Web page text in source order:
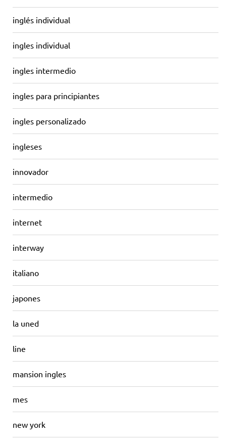
inglés individual
ingles individual
ingles intermedio
ingles para principiantes
ingles personalizado
ingleses
innovador
intermedio
internet
interway
italiano
japones
la uned
line
mansion ingles
mes
new york